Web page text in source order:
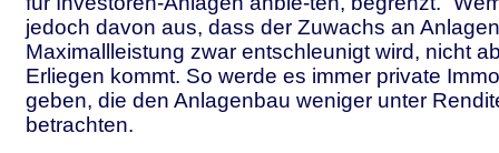
jedoch davon aus, dass der Zuwachs an
Maximallleistung zwar entschleunigt wird, nicht
Erliegen kommt. So werde es immer private
geben, die den Anlagenbau weniger unter
betrachten.